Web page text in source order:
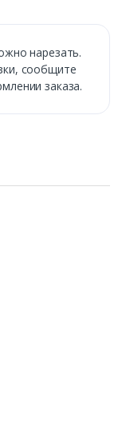
нарезать.
сообщите
заказа.